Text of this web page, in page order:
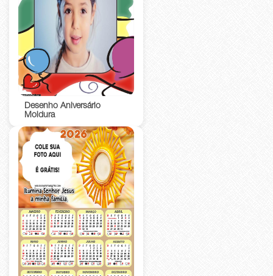
Desenho Aniversário
Moldura